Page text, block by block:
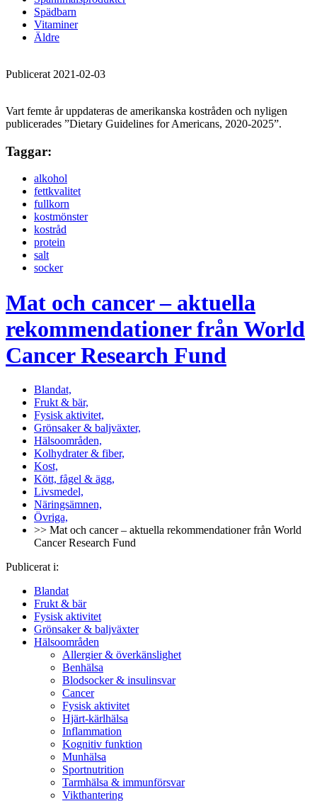
Spädbarn
Vitaminer
Äldre
Publicerat 2021-02-03
Vart femte år uppdateras de amerikanska kostråden och nyligen
publicerades ”Dietary Guidelines for Americans, 2020-2025”.
Taggar:
alkohol
fettkvalitet
fullkorn
kostmönster
kostråd
protein
salt
socker
Mat och cancer – aktuella
rekommendationer från World
Cancer Research Fund
Blandat,
Frukt & bär,
Fysisk aktivitet,
Grönsaker & baljväxter,
Hälsoområden,
Kolhydrater & fiber,
Kost,
Kött, fågel & ägg,
Livsmedel,
Näringsämnen,
Övriga,
>> Mat och cancer – aktuella rekommendationer från World
Cancer Research Fund
Publicerat i:
Blandat
Frukt & bär
Fysisk aktivitet
Grönsaker & baljväxter
Hälsoområden
Allergier & överkänslighet
Benhälsa
Blodsocker & insulinsvar
Cancer
Fysisk aktivitet
Hjärt-kärlhälsa
Inflammation
Kognitiv funktion
Munhälsa
Sportnutrition
Tarmhälsa & immunförsvar
Vikthantering